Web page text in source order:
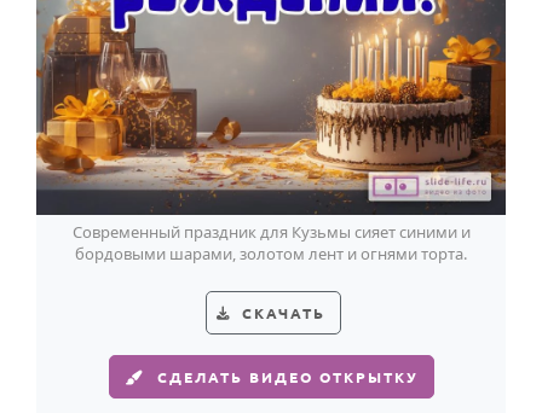
Современный праздник для Кузьмы сияет синими и
бордовыми шарами, золотом лент и огнями торта.
СКАЧАТЬ
СДЕЛАТЬ ВИДЕО ОТКРЫТКУ